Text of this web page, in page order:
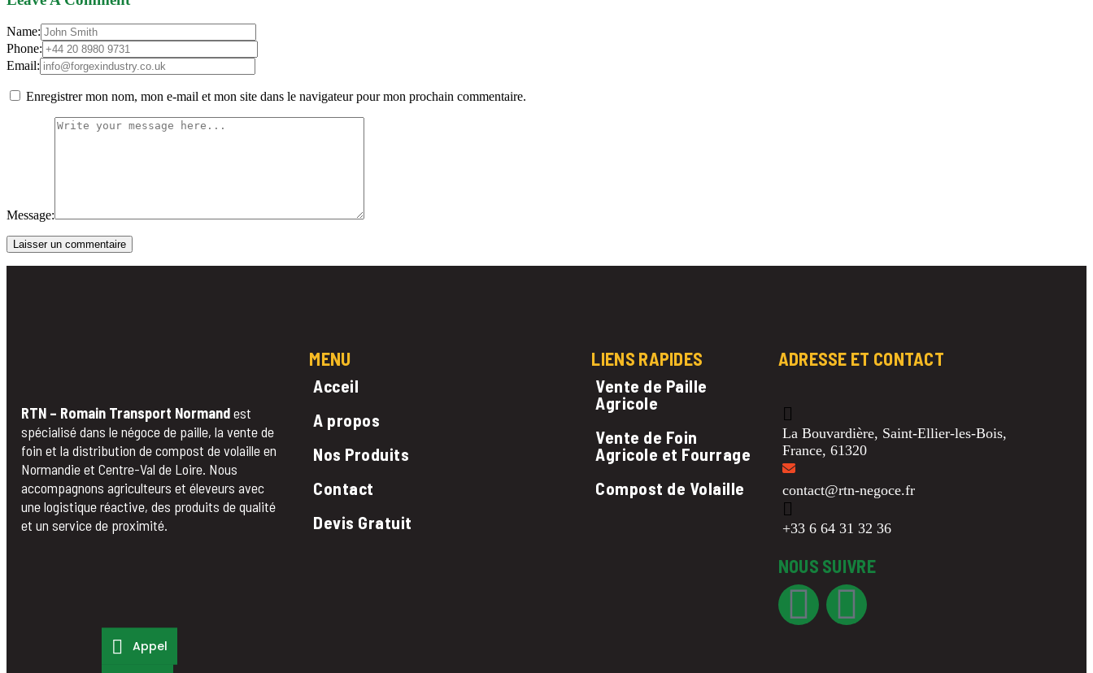
Appel
Name:
Phone:
Email:
Enregistrer mon nom, mon e-mail et mon site dans le navigateur pour mon prochain commentaire.
Message:
Laisser un commentaire
RTN – Romain Transport Normandest
spécialisé dans le négoce de paille, la vente de
foin et la distribution de compost de volaille en
Normandie et Centre-Val de Loire. Nous
accompagnons agriculteurs et éleveurs avec
une logistique réactive, des produits de qualité
et un service de proximité.
MENU
Acceil
A propos
Nos Produits
Contact
Devis Gratuit
LIENS RAPIDES
Vente de Paille
Agricole
Vente de Foin
Agricole et Fourrage
Compost de Volaille
ADRESSE ET CONTACT
La Bouvardière, Saint-Ellier-les-Bois,
France, 61320
contact@rtn-negoce.fr
+33 6 64 31 32 36
NOUS SUIVRE
Appel